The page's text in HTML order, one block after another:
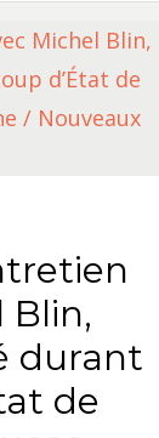
Blin,
durant
de